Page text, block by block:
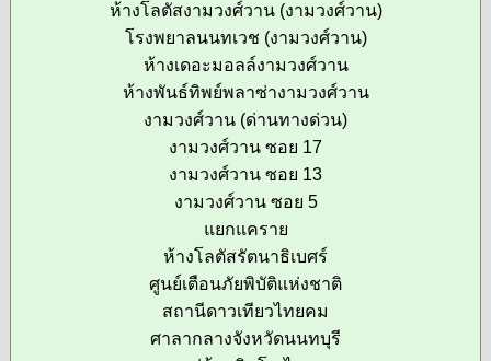
ห้างโลตัสงามวงศ์วาน (งามวงศ์วาน)
โรงพยาลนนทเวช (งามวงศ์วาน)
ห้างเดอะมอลล์งามวงศ์วาน
ห้างพันธ์ทิพย์พลาซ่างามวงศ์วาน
งามวงศ์วาน (ด่านทางด่วน)
งามวงศ์วาน ซอย 17
งามวงศ์วาน ซอย 13
งามวงศ์วาน ซอย 5
แยกแคราย
ห้างโลตัสรัตนาธิเบศร์
ศูนย์เตือนภัยพิบัติแห่งชาติ
สถานีดาวเทียวไทยคม
ศาลากลางจังหวัดนนทบุรี